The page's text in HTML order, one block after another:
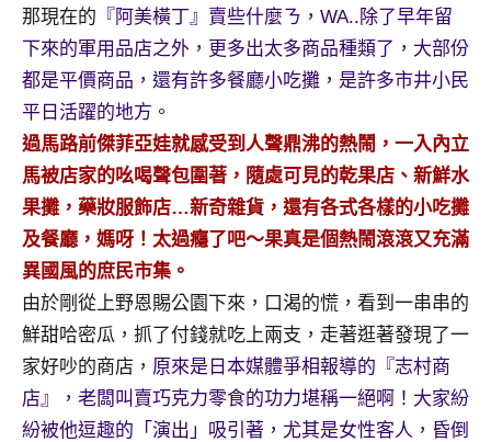
主
持、
學
校
企
業
講
座、
部
落
及
旅
遊
雜
誌
那現在的 『阿美橫丁』賣些什麼ㄋ，WA..除了早年留
下來的軍用品店之外，更多出太多商品種類了，大部份
都是平價商品，還有許多餐廳小吃攤，是許多市井小民
平日活躍的地方。
過馬路前傑菲亞娃就感受到人聲鼎沸的熱鬧，一入內立
馬被店家的吆喝聲包圍著，隨處可見的乾果店、新鮮水
果攤，藥妝服飾店…新奇雜貨，還有各式各樣的小吃攤
及餐廳，媽呀！太過癮了吧～果真是個熱鬧滾滾又充滿
異國風的庶民市集。
由於剛從上野恩賜公園下來，口渴的慌，看到一串串的
鮮甜哈密瓜，抓了付錢就吃上兩支，走著逛著發現了一
家好吵的商店， 原來是日本媒體爭相報導的『志村商
店』，老闆叫賣巧克力零食的功力堪稱一絕啊！大家紛
紛被他逗趣的「演出」吸引著，尤其是女性客人，昏倒